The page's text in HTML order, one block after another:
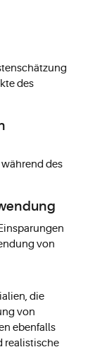
des
des
von
die
von
ebenfalls
realistische